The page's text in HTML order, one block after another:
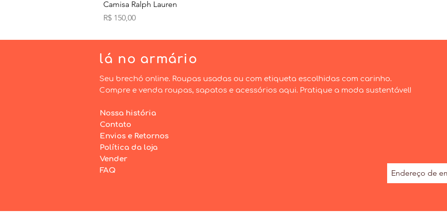
Camisa Ralph Lauren
Preço
R$ 150,00
lá no armário
Seu brechó online. Roupas usadas ou com etiqueta escolhidas com carinho.
Compre e venda roupas, sapatos e acessórios aqui. Pratique a moda sustentável!
Nossa história
Contato
Envios e Retornos
Política da loja
Vender
FAQ